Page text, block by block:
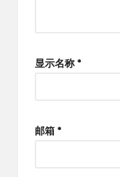
显示名称 *
邮箱 *